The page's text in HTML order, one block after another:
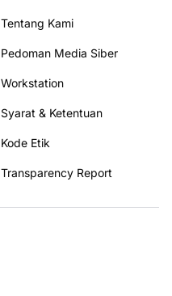
Tentang Kami
Pedoman Media Siber
Workstation
Syarat & Ketentuan
Kode Etik
Transparency Report